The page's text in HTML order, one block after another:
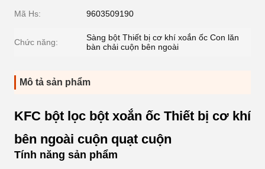
Mã Hs: 9603509190
Chức năng:
Sàng bột Thiết bị cơ khí xoắn ốc Con lăn
bàn chải cuộn bên ngoài
Mô tả sản phẩm
KFC bột lọc bột xoắn ốc Thiết bị cơ khí
bên ngoài cuộn quạt cuộn
Tính năng sản phẩm